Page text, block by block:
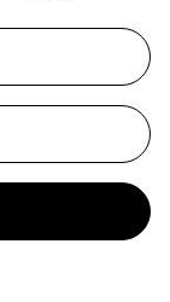
術（日間